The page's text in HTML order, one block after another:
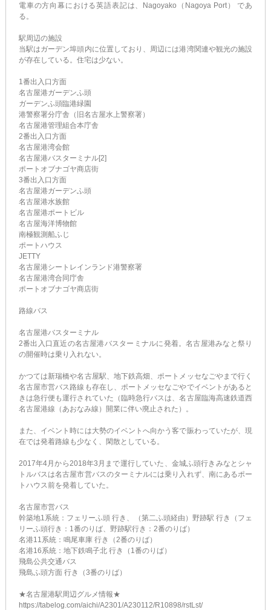
電車の方向幕における英語表記は、Nagoyako（Nagoya Port） であ
る。
駅周辺の施設
当駅はガーデン埠頭内に位置しており、周辺には港湾関連や観光の施設
が存在している。住宅は少ない。
1番出入口方面
名古屋港ガーデンふ頭
ガーデンふ頭臨港緑園
港警察署分庁舎（旧名古屋水上警察署）
名古屋港管理組合本庁舎
2番出入口方面
名古屋港湾会館
名古屋港バスターミナル[2]
ポートオブナゴヤ商店街
3番出入口方面
名古屋港ガーデンふ頭
名古屋港水族館
名古屋港ポートビル
名古屋海洋博物館
南極観測船ふじ
ポートハウス
JETTY
名古屋港シートレインランド港警察署
名古屋港湾合同庁舎
ポートオブナゴヤ商店街
路線バス
名古屋港バスターミナル
2番出入口直近の名古屋港バスターミナルに発着。名古屋港みなと祭り
の開催時は乗り入れない。
かつては新瑞橋や名古屋駅、地下鉄高畑、ポートメッセなごやまで行く
名古屋市営バス路線も存在し、ポートメッセなごやでイベントがあると
きは急行便も運行されていた（臨時急行バスは、名古屋臨海高速鉄道西
名古屋港線（あおなみ線）開業に伴い廃止された）。
また、イベント時には大勢のイベントへ向かう客で賑わっていたが、現
在では発着路線も少なく、閑散としている。
2017年4月から2018年3月まで運行していた、金城ふ頭行きみなとシャ
トルバスは名古屋市営バスのターミナルには乗り入れず、南にあるポー
トハウス前を発着していた。
名古屋市営バス
幹築地1系統：フェリーふ頭 行き、（第二ふ頭経由）野跡駅 行き（フェ
リーふ頭行き：1番のりば、野跡駅行き：2番のりば）
名港11系統：鳴尾車庫 行き（2番のりば）
名港16系統：地下鉄鳴子北 行き（1番のりば）
飛島公共交通バス
飛島ふ頭方面 行き（3番のりば）
★名古屋港駅周辺グルメ情報★
https://tabelog.com/aichi/A2301/A230112/R10898/rstLst/